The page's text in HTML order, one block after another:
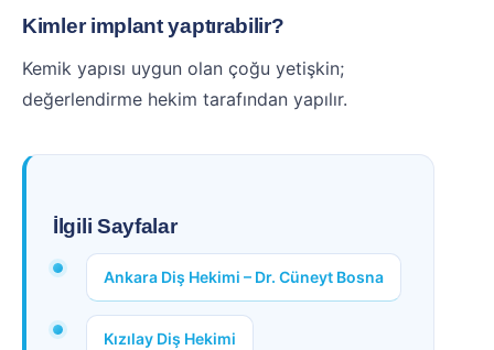
Kimler implant yaptırabilir?
Kemik yapısı uygun olan çoğu yetişkin;
değerlendirme hekim tarafından yapılır.
İlgili Sayfalar
Ankara Diş Hekimi – Dr. Cüneyt Bosna
Kızılay Diş Hekimi